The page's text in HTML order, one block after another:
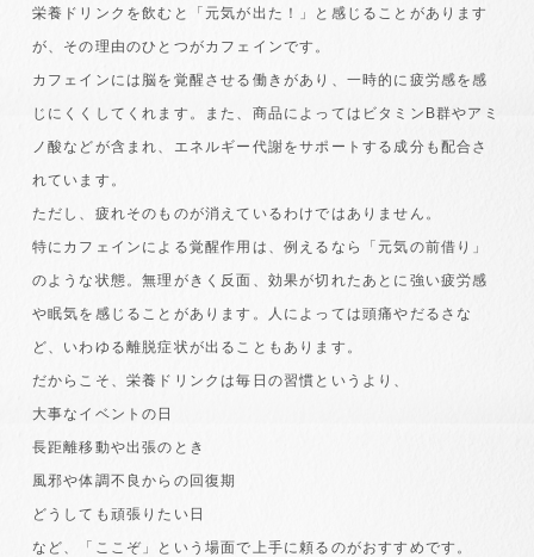
栄養ドリンクを飲むと「元気が出た！」と感じることがあります
が、その理由のひとつがカフェインです。
カフェインには脳を覚醒させる働きがあり、一時的に疲労感を感
じにくくしてくれます。また、商品によってはビタミンB群やアミ
ノ酸などが含まれ、エネルギー代謝をサポートする成分も配合さ
れています。
ただし、疲れそのものが消えているわけではありません。
特にカフェインによる覚醒作用は、例えるなら「元気の前借り」
のような状態。無理がきく反面、効果が切れたあとに強い疲労感
や眠気を感じることがあります。人によっては頭痛やだるさな
ど、いわゆる離脱症状が出ることもあります。
だからこそ、栄養ドリンクは毎日の習慣というより、
大事なイベントの日
長距離移動や出張のとき
風邪や体調不良からの回復期
どうしても頑張りたい日
など、「ここぞ」という場面で上手に頼るのがおすすめです。